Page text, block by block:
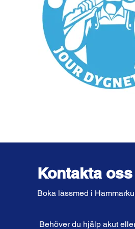
Kontakta oss
Boka låssmed i
Behöver du hjälp akut